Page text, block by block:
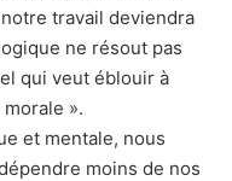
travail deviendra
ne résout pas
qui veut éblouir à
morale ».
et mentale, nous
moins de nos